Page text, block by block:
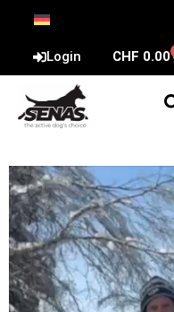
Login CHF 0.00
Lecteur
vidéo